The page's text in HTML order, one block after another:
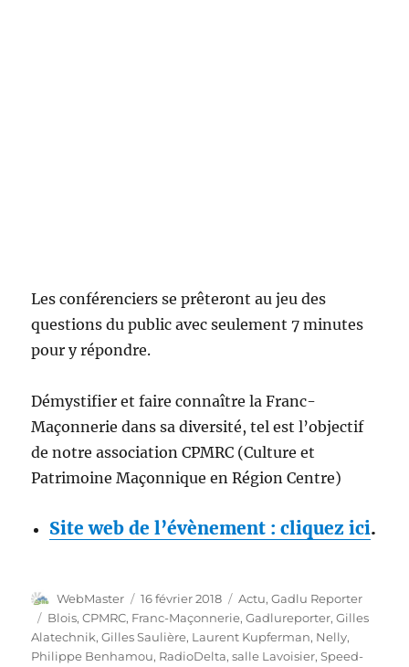
Les conférenciers se prêteront au jeu des
questions du public avec seulement 7 minutes
pour y répondre.
Démystifier et faire connaître la Franc-
Maçonnerie dans sa diversité, tel est l’objectif
de notre association CPMRC (Culture et
Patrimoine Maçonnique en Région Centre)
Site web de l’évènement : cliquez ici.
Auteur
WebMaster
Publié
le
16 février 2018 Catégories
Actu,Gadlu Reporter
Étiquettes
Blois,CPMRC, Franc-Maçonnerie,Gadlureporter,Gilles
Alatechnik,Gilles Saulière, Laurent Kupferman, Nelly,
Philippe Benhamou, RadioDelta,salle Lavoisier,Speed-